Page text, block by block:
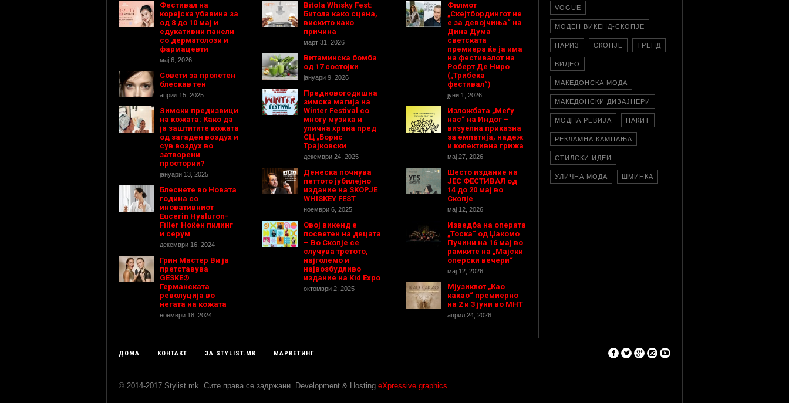
Фестивал на
корејска убавина за
од 8 до 10 мај и
едукативни панели
со дерматолози и
фармацевти
мај 6, 2026
Совети за пролетен
блескав тен
април 15, 2025
Зимски предизвици
на кожата: Како да
ја заштитите кожата
од загаден воздух и
сув воздух во
затворени
простории?
јануари 13, 2025
Блеснете во Новата
година со
иновативниот
Eucerin Hyaluron-
Filler Ноќен пилинг
и серум
декември 16, 2024
Грин Мастер Ви ја
претставува
GESKE®
Германската
револуција во
негата на кожата
ноември 18, 2024
Bitola Whisky Fest:
Битола како сцена,
вискито како
причина
март 31, 2026
Витаминска бомба
од 17 состојки
јануари 9, 2026
Предновогодишнa
зимска магија на
Winter Festival со
многу музика и
улична храна пред
СЦ „Борис
Трајковски
декември 24, 2025
Денеска почнува
петтото јубилејно
издание на SKOPJE
WHISKEY FEST
ноември 6, 2025
Овој викенд е
посветен на децата
– Во Скопје се
случува третото,
најголемо и
највозбудливо
издание на Kid Expo
октомври 2, 2025
Филмот
„Скејтбордингот не
е за девојчиња“ на
Дина Дума
светската
премиера ќе ја има
на фестивалот на
Роберт Де Ниро
(„Трибека
фестивал“)
јуни 1, 2026
Изложбата „Меѓу
нас“ на Индог –
визуелна приказна
за емпатија, надеж
и колективна грижа
мај 27, 2026
Шесто издание на
ЈЕС ФЕСТИВАЛ од
14 до 20 мај во
Скопје
мај 12, 2026
Изведба на операта
„Тоска“ од Џакомо
Пучини на 16 мај во
рамките на „Мајски
оперски вечери“
мај 12, 2026
Мјузиклот „Као
какао“ премиерно
на 2 и 3 јуни во МНТ
април 24, 2026
VOGUE
МОДЕН ВИКЕНД-СКОПЈЕ
ПАРИЗ СКОПЈЕ ТРЕНД
ВИДЕО
МАКЕДОНСКА МОДА
МАКЕДОНСКИ ДИЗАЈНЕРИ
МОДНА РЕВИЈА НАКИТ
РЕКЛАМНА КАМПАЊА
СТИЛСКИ ИДЕИ
УЛИЧНА МОДА ШМИНКА
ДОМА КОНТАКТ ЗА STYLIST.MK МАРКЕТИНГ
© 2014-2017 Stylist.mk. Сите права се задржани. Development & Hosting eXpressive graphics